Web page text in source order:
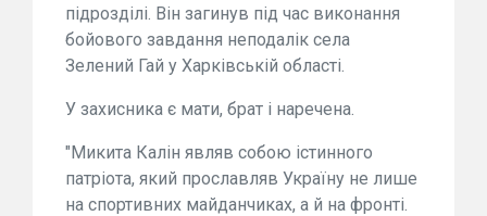
підрозділі. Він загинув під час виконання
бойового завдання неподалік села
Зелений Гай у Харківській області.
У захисника є мати, брат і наречена.
"Микита Калін являв собою істинного
патріота, який прославляв Україну не лише
на спортивних майданчиках, а й на фронті.